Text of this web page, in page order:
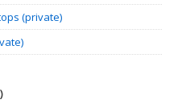
(private)